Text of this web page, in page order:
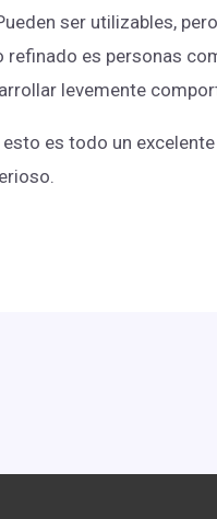
ser utilizables,
refinado es personas
levemente
esto es todo un